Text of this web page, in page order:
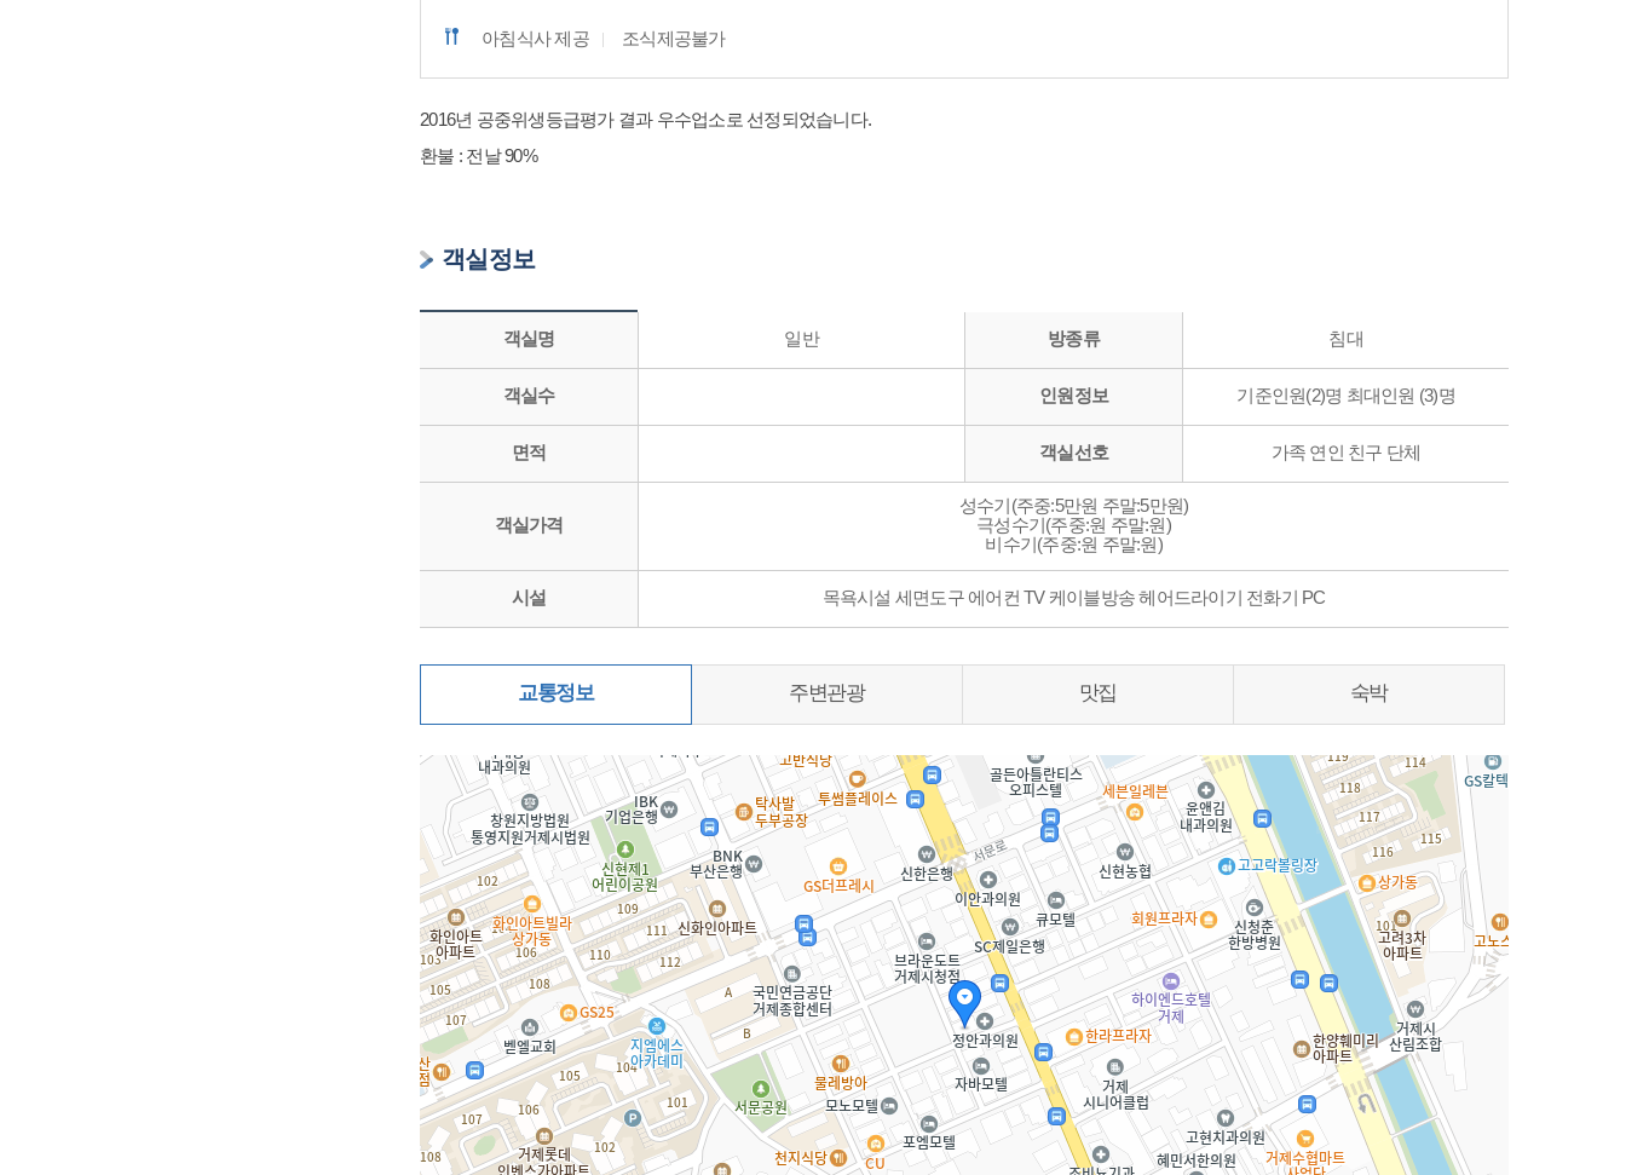
아침식사 제공 조식제공불가
2016년 공중위생등급평가 결과 우수업소로 선정되었습니다.
환불 : 전날 90%
객실정보
객실명 일반 방종류 침대
객실수 인원정보 기준인원(2)명 최대인원 (3)명
면적 객실선호 가족 연인 친구 단체
객실가격
성수기(주중:5만원 주말:5만원)
극성수기(주중:원 주말:원)
비수기(주중:원 주말:원)
시설 목욕시설 세면도구 에어컨 TV 케이블방송 헤어드라이기 전화기 PC
교통정보 주변관광 맛집 숙박
지도삽입 (가로100%)